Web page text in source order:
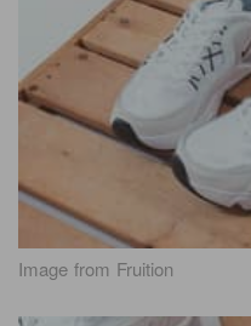
Image from Fruition